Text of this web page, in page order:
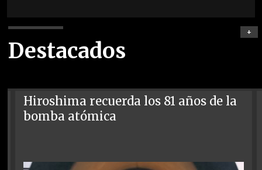
Destacados
+
Hiroshima recuerda los 81 años de la
bomba atómica